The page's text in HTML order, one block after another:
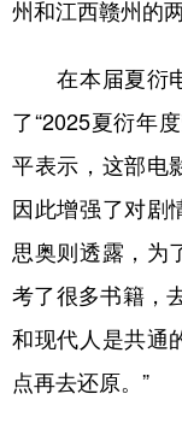
州和江西赣州的
在本届夏衍电
了“2025夏衍年
平表示，这部电
因此增强了对剧
思奥则透露，为
考了很多书籍，
和现代人是共通
点再去还原。”